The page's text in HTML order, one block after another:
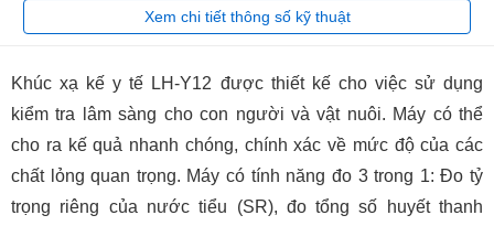
Xem chi tiết thông số kỹ thuật
Khúc xạ kế y tế LH-Y12 được thiết kế cho việc sử dụng
kiểm tra lâm sàng cho con người và vật nuôi. Máy có thể
cho ra kế quả nhanh chóng, chính xác về mức độ của các
chất lỏng quan trọng. Máy có tính năng đo 3 trong 1: Đo tỷ
trọng riêng của nước tiểu (SR), đo tổng số huyết thanh